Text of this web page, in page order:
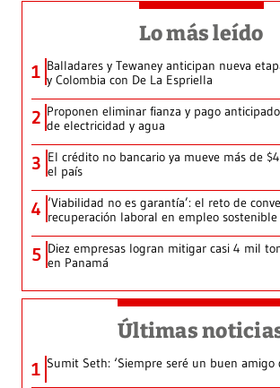
Lo más leído
1 Balladares y Tewaney anticipan nueva
y Colombia con De La Espriella
2 Proponen eliminar fianza y pago
de electricidad y agua
3 El crédito no bancario ya mueve más de
el país
4 ‘Viabilidad no es garantía’: el reto de
recuperación laboral en empleo sostenible
5 Diez empresas logran mitigar casi 4 mil
en Panamá
Últimas
1 Sumit Seth: ‘Siempre seré un buen amigo